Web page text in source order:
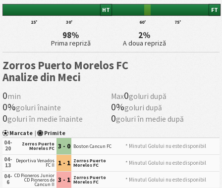
15' 30'
HT
60' 75'
FT
98%
Prima repriză
2%
A doua repriză
Zorros Puerto Morelos FC
Analize din Meci
0min Max0goluri după
0%goluri înainte 0%goluri după
0goluri în medie înainte 0goluri în medie după
Marcate | Primite
04-
20
Zorros Puerto
Morelos FC 3 - 0 Boston Cancun FC
* Minutul Golului nu este disponibil
04-
13
Deportiva Venados
FC II 1 - 1 Zorros Puerto
Morelos FC
* Minutul Golului nu este disponibil
04-
6
CD Pioneros Junior
CD Pioneros de
Cancun II 3 - 1 Zorros Puerto
Morelos FC
* Minutul Golului nu este disponibil